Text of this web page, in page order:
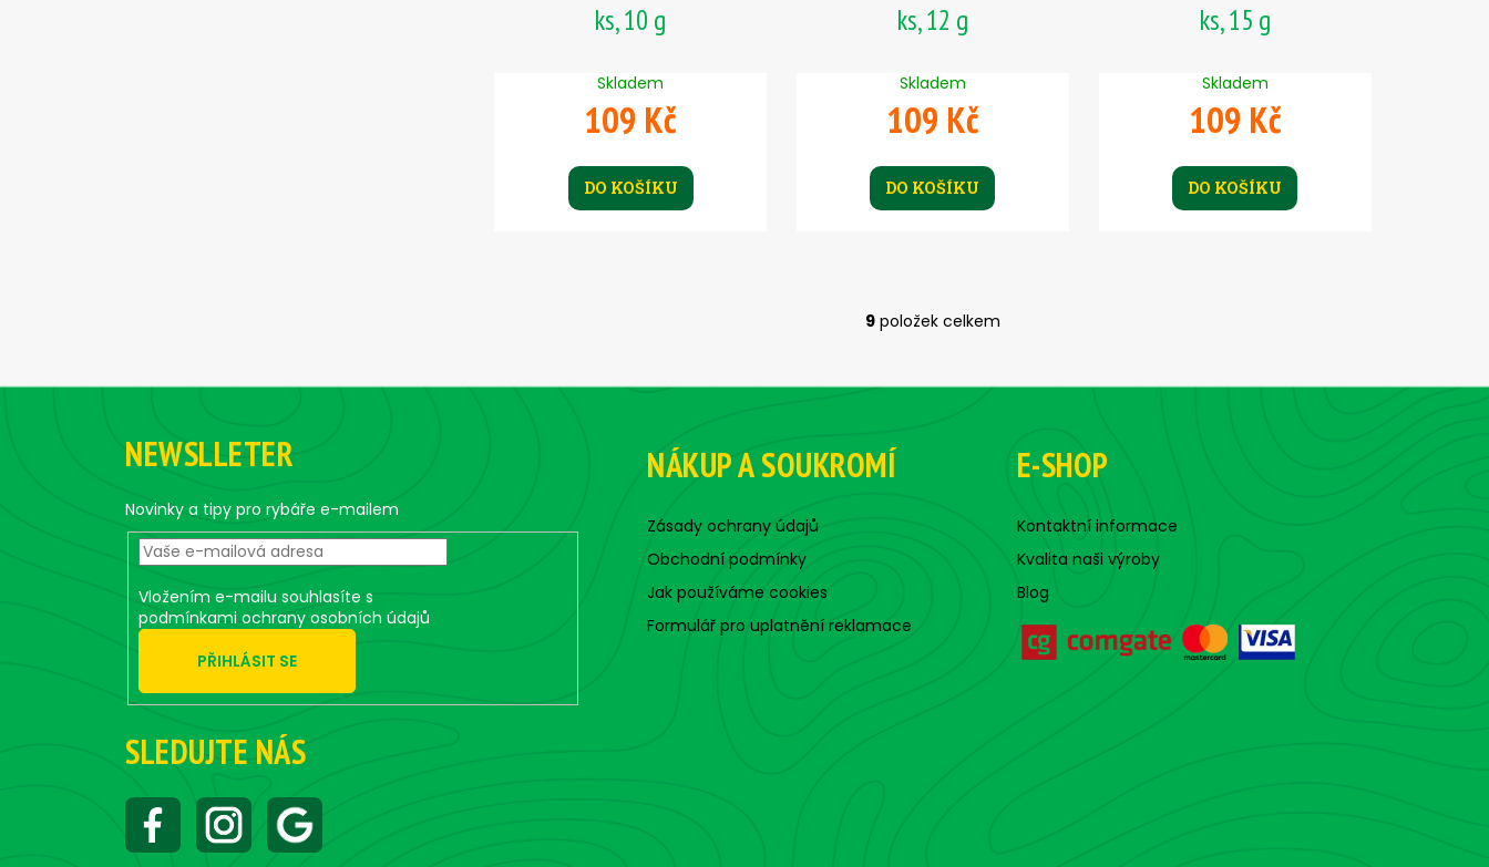
ks, 10 g
Skladem
109 Kč
DO KOŠÍKU
ks, 12 g
Skladem
109 Kč
DO KOŠÍKU
ks, 15 g
Skladem
109 Kč
DO KOŠÍKU
O
l
9 položek celkem
Z
NEWSLLETER
Novinky a tipy pro rybáře e-mailem
Vložením e-mailu souhlasíte s
podmínkami ochrany osobních údajů
PŘIHLÁSIT SE
SLEDUJTE NÁS
NÁKUP A SOUKROMÍ
Zásady ochrany údajů
Obchodní podmínky
Jak používáme cookies
Formulář pro uplatnění reklamace
E-SHOP
Kontaktní informace
Kvalita naši výroby
Blog